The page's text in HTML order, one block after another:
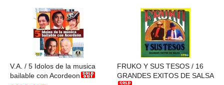
V.A. / 5 Idolos de la musica
bailable con Acordeon
FRUKO Y SUS TESOS / 16
GRANDES EXITOS DE SALSA